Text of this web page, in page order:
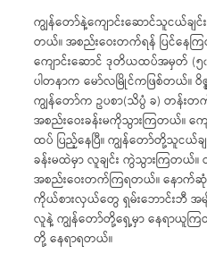
ကျွန်တော်နဲ့ကျောင်းဆောင်သူငယ်ချ
တယ်။ အစည်းဝေးတက်ရန် ပြင်နေ
ကျောင်းဆောင် ဒုတိယထပ်အမှတ် (၅
ပါတနာက မော်လမြိုင်ကဖြစ်တယ်။
ကျွန်တော်က ဥပစာ(သိပ္ပံ ခ) တန်
အစည်းဝေးခန်းမကိုသွားကြတယ်။ က
ထပ် ပြည့်နေပြီ။ ကျွန်တော်တို့သူငယ်
ခန်းမထဲမှာ လူချင်း ကွဲသွားကြတယ်
အစည်းဝေးတက်ကြရတယ်။ နောက်ဆုံး
ကိုယ်စားလှယ်တွေ ရှမ်းဘောင်းဘီ အမျို
လူနဲ့ ကျွန်တော်တို့ရှေ့မှာ နေရာယူက
တို့ နေရာရတယ်။